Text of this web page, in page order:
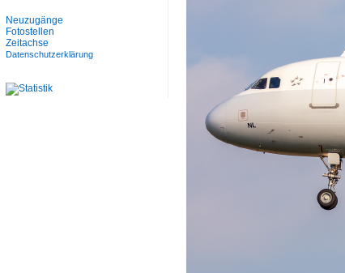
Neuzugänge
Fotostellen
Zeitachse
Datenschutzerklärung